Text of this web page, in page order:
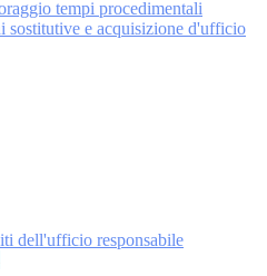
tempi procedimentali
sostitutive e acquisizione d'ufficio
dell'ufficio responsabile